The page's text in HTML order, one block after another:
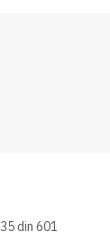
35din601